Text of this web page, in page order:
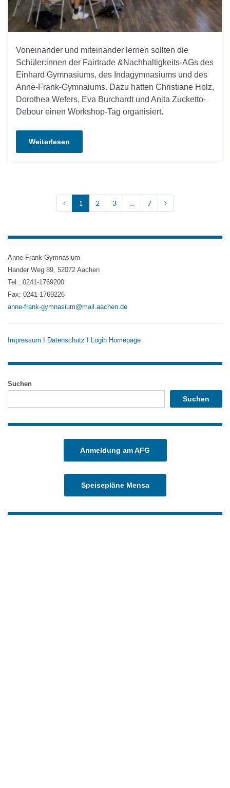
Voneinander und miteinander lernen sollten die
Schüler:innen der Fairtrade &Nachhaltigkeits-AGs des
Einhard Gymnasiums, des Indagymnasiums und des
Anne-Frank-Gymnaiums. Dazu hatten Christiane Holz,
Dorothea Wefers, Eva Burchardt und Anita Zucketto-
Debour einen Workshop-Tag organisiert.
Weiterlesen
1 2 3 … 7
Anne-Frank-Gymnasium
Hander Weg 89, 52072 Aachen
Tel.: 0241-1769200
Fax: 0241-1769226
anne-frank-gymnasium@mail.aachen.de
Impressum Datenschutz Login Homepage
Suchen
Suchen
Anmeldung am AFG
Speisepläne Mensa